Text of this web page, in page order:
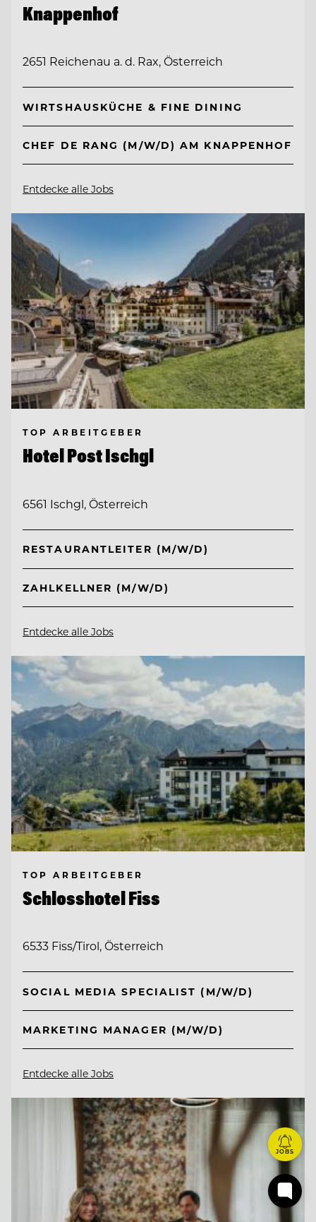
Knappenhof
2651 Reichenau a. d. Rax, Österreich
WIRTSHAUSKÜCHE & FINE DINING
CHEF DE RANG (M/W/D) AM KNAPPENHOF
Entdecke alle Jobs
TOP ARBEITGEBER
Hotel Post Ischgl
6561 Ischgl, Österreich
RESTAURANTLEITER (M/W/D)
ZAHLKELLNER (M/W/D)
Entdecke alle Jobs
TOP ARBEITGEBER
Schlosshotel Fiss
6533 Fiss/Tirol, Österreich
SOCIAL MEDIA SPECIALIST (M/W/D)
MARKETING MANAGER (M/W/D)
Entdecke alle Jobs
JOBS